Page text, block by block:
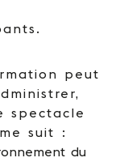
peut
spectacle
suit :
du